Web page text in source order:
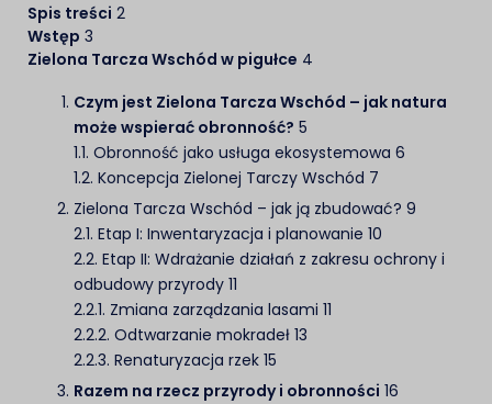
Spis treści 2
Wstęp 3
Zielona Tarcza Wschód w pigułce 4
Czym jest Zielona Tarcza Wschód – jak natura
może wspierać obronność? 5
1.1. Obronność jako usługa ekosystemowa 6
1.2. Koncepcja Zielonej Tarczy Wschód 7
Zielona Tarcza Wschód – jak ją zbudować? 9
2.1. Etap I: Inwentaryzacja i planowanie 10
2.2. Etap II: Wdrażanie działań z zakresu ochrony i
odbudowy przyrody 11
2.2.1. Zmiana zarządzania lasami 11
2.2.2. Odtwarzanie mokradeł 13
2.2.3. Renaturyzacja rzek 15
Razem na rzecz przyrody i obronności 16